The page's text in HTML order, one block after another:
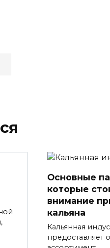
Основные
которые
внимание
кальяна
Кальянная
предоставляет